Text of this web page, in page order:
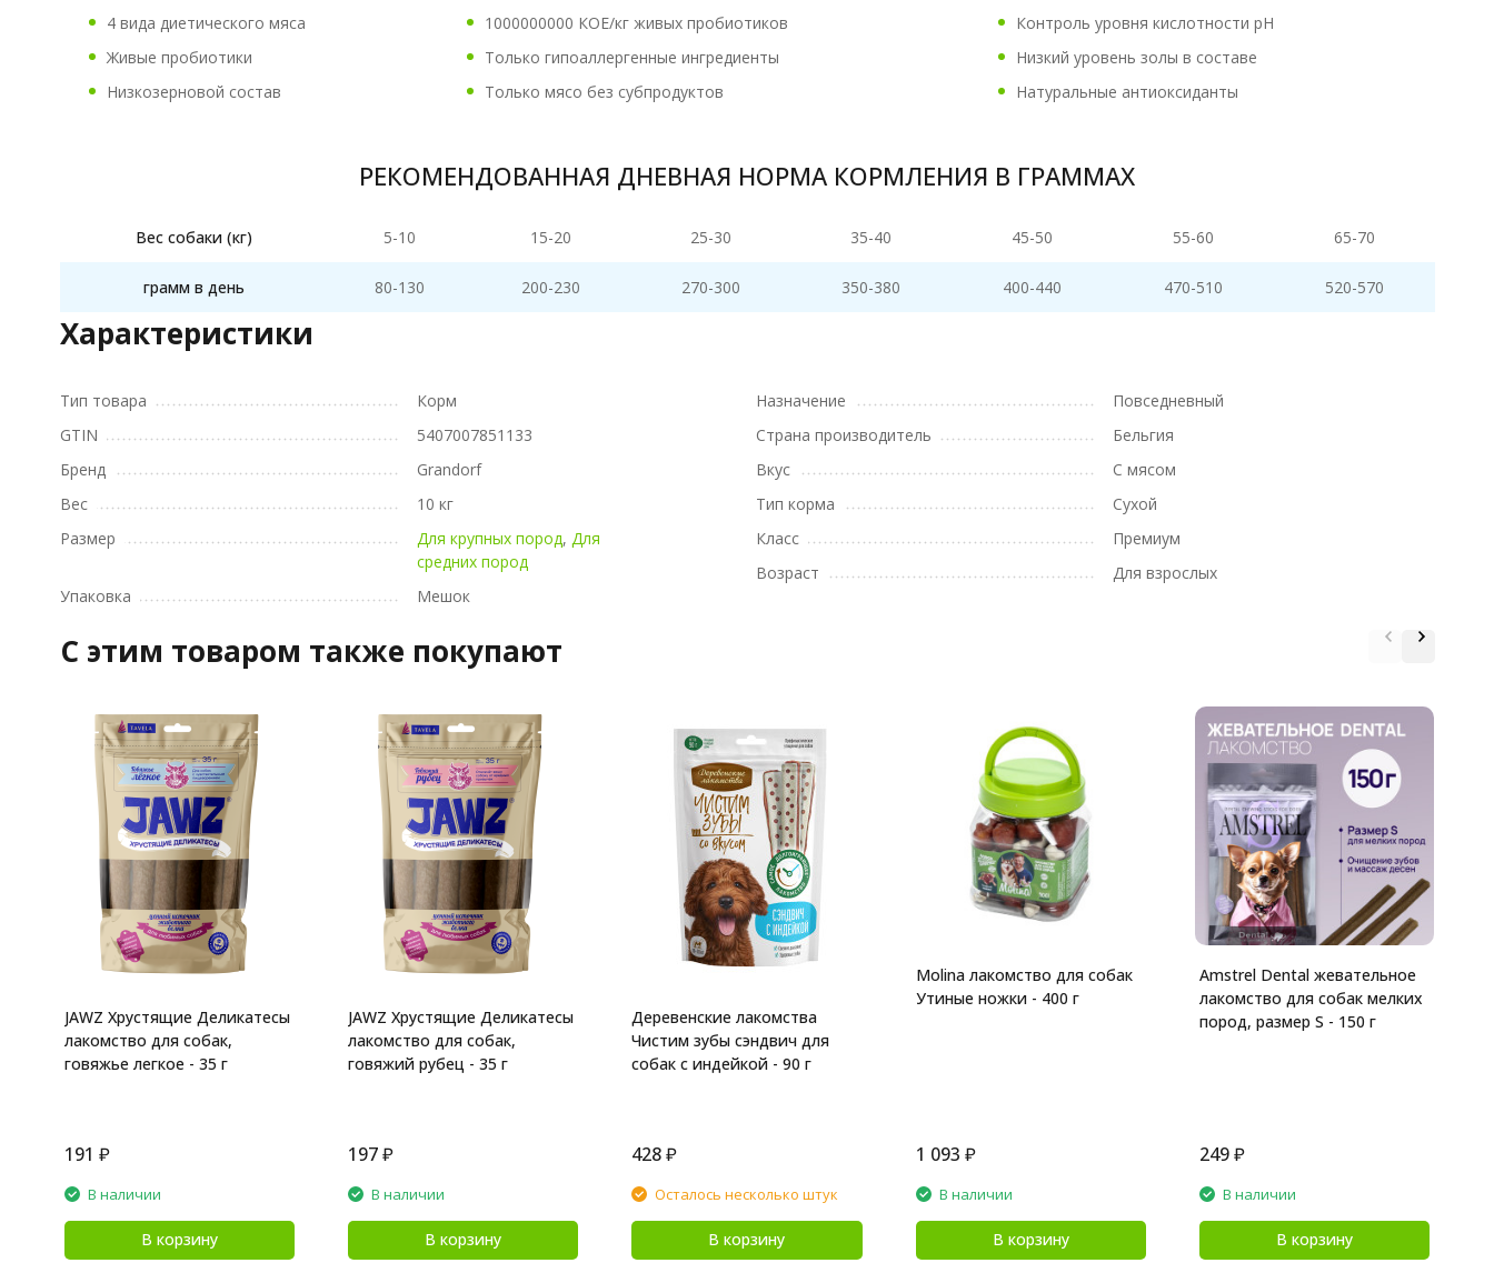
4 вида диетического мяса
Живые пробиотики
Низкозерновой состав
1000000000 КОЕ/кг живых пробиотиков
Только гипоаллергенные ингредиенты
Только мясо без субпродуктов
Контроль уровня кислотности рН
Низкий уровень золы в составе
Натуральные антиоксиданты
РЕКОМЕНДОВАННАЯ ДНЕВНАЯ НОРМА КОРМЛЕНИЯ В ГРАММАХ
Вес собаки (кг) 5-10 15-20 25-30 35-40 45-50 55-60 65-70
грамм в день 80-130 200-230 270-300 350-380 400-440 470-510 520-570
Характеристики
Тип товара
Корм
GTIN
5407007851133
Бренд
Grandorf
Вес
10 кг
Размер
Для крупных пород, Для
средних пород
Упаковка
Мешок
Назначение
Повседневный
Страна производитель
Бельгия
Вкус
С мясом
Тип корма
Сухой
Класс
Премиум
Возраст
Для взрослых
C этим товаром также покупают
JAWZ Хрустящие Деликатесы
лакомство для собак,
говяжье легкое - 35 г
191 ₽
В наличии
В корзину
JAWZ Хрустящие Деликатесы
лакомство для собак,
говяжий рубец - 35 г
197₽
В наличии
В корзину
Деревенские лакомства
Чистим зубы сэндвич для
собак с индейкой - 90 г
428₽
Осталось несколько штук
В корзину
Molina лакомство для собак
Утиные ножки - 400 г
1 093 ₽
В наличии
В корзину
Amstrel Dental жевательное
лакомство для собак мелких
пород, размер S - 150 г
249₽
В наличии
В корзину